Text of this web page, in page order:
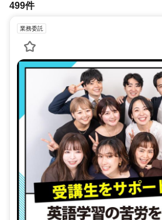
499件
業務委託